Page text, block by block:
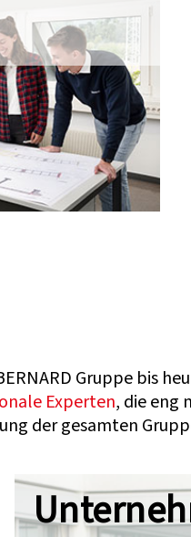
Gruppe bis
Experten, die eng
der gesamten